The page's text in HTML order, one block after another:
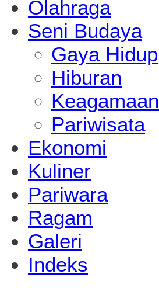
Olahraga
Seni Budaya
Gaya Hidup
Hiburan
Keagamaan
Pariwisata
Ekonomi
Kuliner
Pariwara
Ragam
Galeri
Indeks